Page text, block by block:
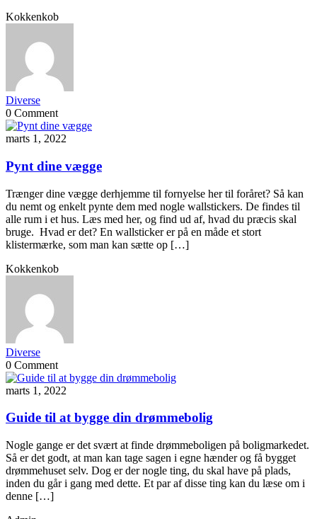
Kokkenkob
Diverse
0 Comment
marts 1, 2022
Pynt dine vægge
Trænger dine vægge derhjemme til fornyelse her til foråret? Så kan
du nemt og enkelt pynte dem med nogle wallstickers. De findes til
alle rum i et hus. Læs med her, og find ud af, hvad du præcis skal
bruge. Hvad er det? En wallsticker er på en måde et stort
klistermærke, som man kan sætte op […]
Kokkenkob
Diverse
0 Comment
marts 1, 2022
Guide til at bygge din drømmebolig
Nogle gange er det svært at finde drømmeboligen på boligmarkedet.
Så er det godt, at man kan tage sagen i egne hænder og få bygget
drømmehuset selv. Dog er der nogle ting, du skal have på plads,
inden du går i gang med dette. Et par af disse ting kan du læse om i
denne […]